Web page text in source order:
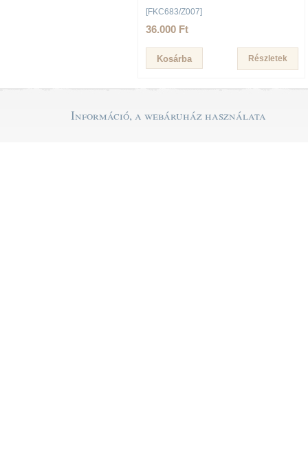
[FKC683/Z007]
36.000 Ft
Részletek
Információ, a webáruház használata